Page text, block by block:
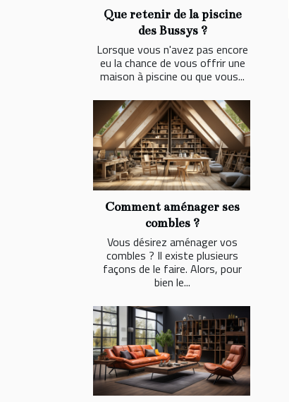
Que retenir de la piscine
des Bussys ?
Lorsque vous n'avez pas encore
eu la chance de vous offrir une
maison à piscine ou que vous...
Comment aménager ses
combles ?
Vous désirez aménager vos
combles ? Il existe plusieurs
façons de le faire. Alors, pour
bien le...